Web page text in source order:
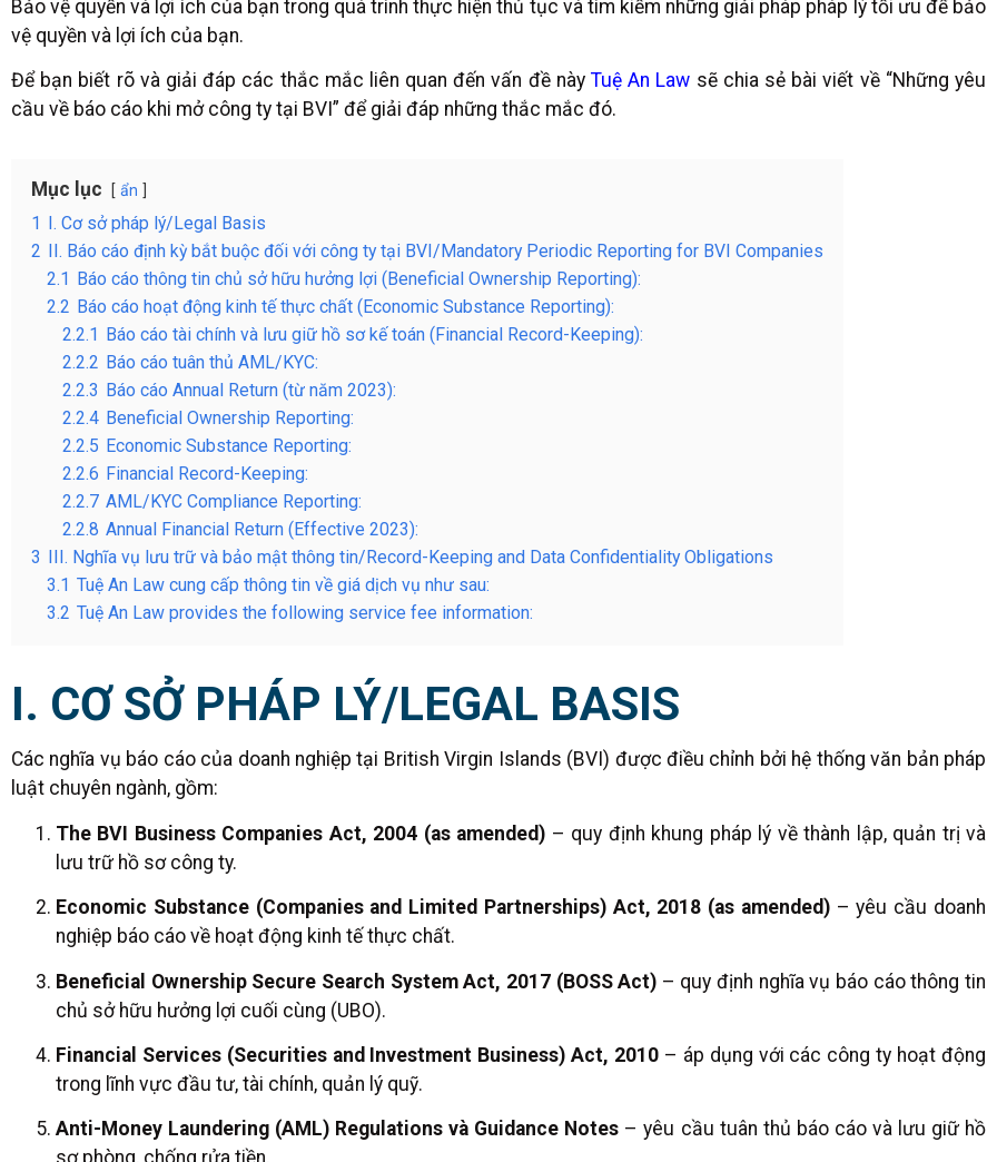
Bảo vệ quyền và lợi ích của bạn trong quá trình thực hiện thủ tục và tìm kiếm những giải pháp pháp lý tối ưu để bảo
vệ quyền và lợi ích của bạn.
Để bạn biết rõ và giải đáp các thắc mắc liên quan đến vấn đề nàyTuệ An Law sẽ chia sẻ bài viết về “Những yêu
cầu về báo cáo khi mở công ty tại BVI” để giải đáp những thắc mắc đó.
Mục lục ẩn
1
I. Cơ sở pháp lý/Legal Basis
2
II. Báo cáo định kỳ bắt buộc đối với công ty tại BVI/Mandatory Periodic Reporting for BVI Companies
2.1
Báo cáo thông tin chủ sở hữu hưởng lợi (Beneficial Ownership Reporting):
2.2 Báo cáo hoạt động kinh tế thực chất (Economic Substance Reporting):
2.2.1
Báo cáo tài chính và lưu giữ hồ sơ kế toán (Financial Record-Keeping):
2.2.2 Báo cáo tuân thủ AML/KYC:
2.2.3 Báo cáo Annual Return (từ năm 2023):
2.2.4 Beneficial Ownership Reporting:
2.2.5 Economic Substance Reporting:
2.2.6 Financial Record-Keeping:
2.2.7 AML/KYC Compliance Reporting:
2.2.8 Annual Financial Return (Effective 2023):
3
III. Nghĩa vụ lưu trữ và bảo mật thông tin/Record-Keeping and Data Confidentiality Obligations
3.1 Tuệ An Law cung cấp thông tin về giá dịch vụ như sau:
3.2 Tuệ An Law provides the following service fee information:
I. CƠ SỞ PHÁP LÝ/LEGAL BASIS
Các nghĩa vụ báo cáo của doanh nghiệp tại British Virgin Islands (BVI) được điều chỉnh bởi hệ thống văn bản pháp
luật chuyên ngành, gồm:
The BVI Business Companies Act, 2004 (as amended) – quy định khung pháp lý về thành lập, quản trị và
lưu trữ hồ sơ công ty.
Economic Substance (Companies and Limited Partnerships) Act, 2018 (as amended)– yêu cầu doanh
nghiệp báo cáo về hoạt động kinh tế thực chất.
Beneficial Ownership Secure Search System Act, 2017 (BOSS Act) – quy định nghĩa vụ báo cáo thông tin
chủ sở hữu hưởng lợi cuối cùng (UBO).
Financial Services (Securities and Investment Business) Act, 2010 – áp dụng với các công ty hoạt động
trong lĩnh vực đầu tư, tài chính, quản lý quỹ.
Anti-Money Laundering (AML) Regulations và Guidance Notes – yêu cầu tuân thủ báo cáo và lưu giữ hồ